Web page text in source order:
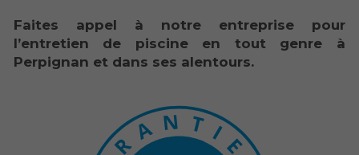
Faites appel à notre entreprise pour
l’entretien de piscine en tout genre à
Perpignan et dans ses alentours.